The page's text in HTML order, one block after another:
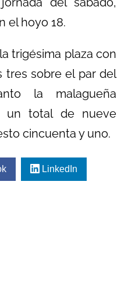
el hoyo 18.
trigésima plaza con
tres sobre el par del
la malagueña
un total de nueve
cincuenta y uno.
LinkedIn